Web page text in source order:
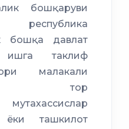
бошқаруви
республика
бошқа давлат
ишга таклиф
малакали
тор
ташкилот